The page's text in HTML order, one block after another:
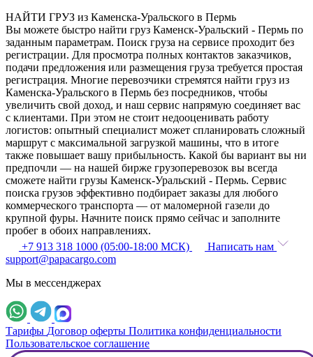
НАЙТИ ГРУЗ из Каменска-Уральского в Пермь
Вы можете быстро найти груз Каменск-Уральский - Пермь по
заданным параметрам. Поиск груза на сервисе проходит без
регистрации. Для просмотра полных контактов заказчиков,
подачи предложения или размещения груза требуется простая
регистрация. Многие перевозчики стремятся найти груз из
Каменска-Уральского в Пермь без посредников, чтобы
увеличить свой доход, и наш сервис напрямую соединяет вас
с клиентами. При этом не стоит недооценивать работу
логистов: опытный специалист может спланировать сложный
маршрут с максимальной загрузкой машины, что в итоге
также повышает вашу прибыльность. Какой бы вариант вы ни
предпочли — на нашей бирже грузоперевозок вы всегда
сможете найти грузы Каменск-Уральский - Пермь. Сервис
поиска грузов эффективно подбирает заказы для любого
коммерческого транспорта — от маломерной газели до
крупной фуры. Начните поиск прямо сейчас и заполните
пробег в обоих направлениях.
+7 913 318 1000 (05:00-18:00 МСК)
Написать нам
support@papacargo.com
Мы в мессенджерах
Тарифы Договор оферты Политика конфиденциальности
Пользовательское соглашение